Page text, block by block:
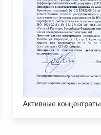
Активные концентраты